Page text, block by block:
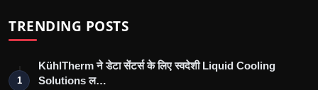
TRENDING POSTS
1
KühlTherm ने डेटा सेंटर्स के लिए स्वदेशी Liquid Cooling
Solutions ल…